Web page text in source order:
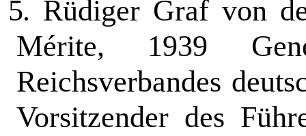
5. Rüdiger Graf von
Mérite, 1939
Reichsverbandes
Vorsitzender des